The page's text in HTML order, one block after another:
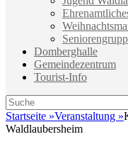
Domberghalle
Gemeindezentrum
Tourist-Info
Suche
Suche
nach:
Startseite »Veranstaltung »
Waldlaubersheim